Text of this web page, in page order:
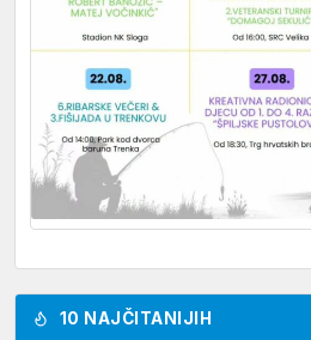
10 NAJČITANIJIH